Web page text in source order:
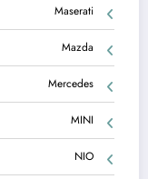
Maserati
Mazda
Mercedes
MINI
NIO